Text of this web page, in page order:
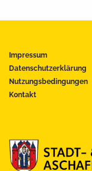
Impressum
Datenschutzerklärung
Nutzungsbedingungen
Kontakt